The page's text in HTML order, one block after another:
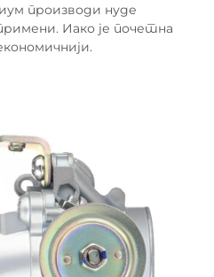
производи нуде
Иако је почетна